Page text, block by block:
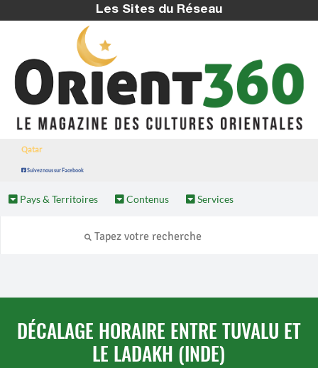
Les Sites du Réseau
Qatar
Suivez nous sur Facebook
Pays & Territoires Contenus Services
DÉCALAGE HORAIRE ENTRE TUVALU ET
LE LADAKH (INDE)